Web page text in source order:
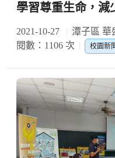
學習尊重生命，減
2021-10-27 潭子區 華
閱數：1106 次
校園新